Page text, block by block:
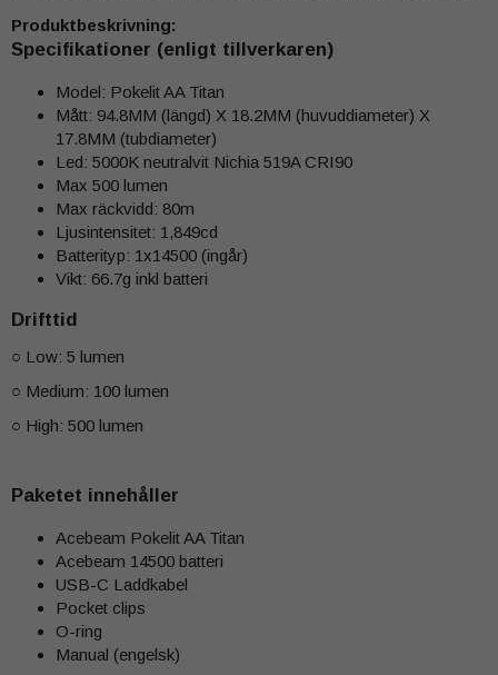
Produktbeskrivning:
Specifikationer (enligt tillverkaren)
Model: Pokelit AA Titan
Mått: 94.8MM (längd) X 18.2MM (huvuddiameter) X
17.8MM (tubdiameter)
Led: 5000K neutralvit Nichia 519A CRI90
Max 500 lumen
Max räckvidd: 80m
Ljusintensitet: 1,849cd
Batterityp: 1x14500 (ingår)
Vikt: 66.7g inkl batteri
Drifttid
○ Low: 5 lumen
○ Medium: 100 lumen
○ High: 500 lumen
Paketet innehåller
Acebeam Pokelit AA Titan
Acebeam 14500 batteri
USB-C Laddkabel
Pocket clips
O-ring
Manual (engelsk)